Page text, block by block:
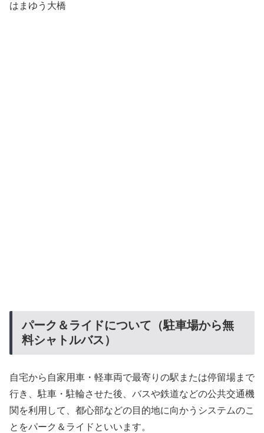
はまゆう大橋
パーク＆ライドについて（駐車場から無
料シャトルバス）
自宅から自家用車・軽車両で最寄りの駅または停留場まで
行き、駐車・駐輪させた後、バスや鉄道などの公共交通機
関を利用して、都心部などの目的地に向かうシステムのこ
とをパーク＆ライドといいます。